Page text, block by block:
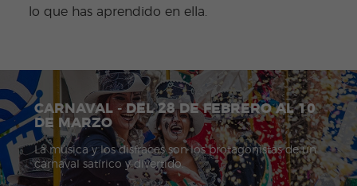
lo que has aprendido en ella.
CARNAVAL - DEL 28 DE FEBRERO AL 10
DE MARZO
La música y los disfraces son los protagonistas de un
carnaval satírico y divertido.